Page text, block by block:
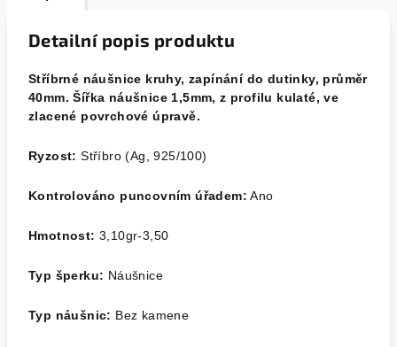
Detailní popis produktu
Stříbrné náušnice kruhy, zapínání do dutinky, průměr
40mm. Šířka náušnice 1,5mm, z profilu kulaté, ve
zlacené povrchové úpravě.
Ryzost:Stříbro (Ag, 925/100)
Kontrolováno puncovním úřadem: Ano
Hmotnost: 3,10gr-3,50
Typ šperku: Náušnice
Typ náušnic: Bez kamene